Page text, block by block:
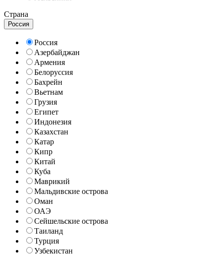
Страна
Россия
Россия
Азербайджан
Армения
Белоруссия
Бахрейн
Вьетнам
Грузия
Египет
Индонезия
Казахстан
Катар
Кипр
Китай
Куба
Маврикий
Мальдивские острова
Оман
ОАЭ
Сейшельские острова
Таиланд
Турция
Узбекистан